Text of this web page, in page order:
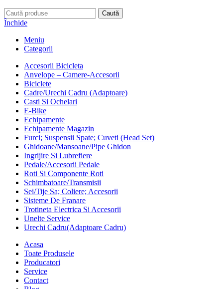
Caută
Închide
Meniu
Categorii
Accesorii Bicicleta
Anvelope – Camere-Accesorii
Biciclete
Cadre/Urechi Cadru (Adaptoare)
Casti Si Ochelari
E-Bike
Echipamente
Echipamente Magazin
Furci; Suspensii Spate; Cuveti (Head Set)
Ghidoane/Mansoane/Pipe Ghidon
Ingrijire Si Lubrefiere
Pedale/Accesorii Pedale
Roti Si Componente Roti
Schimbatoare/Transmisii
Sei/Tije Sa; Coliere; Accesorii
Sisteme De Franare
Trotineta Electrica Si Accesorii
Unelte Service
Urechi Cadru(Adaptoare Cadru)
Acasa
Toate Produsele
Producatori
Service
Contact